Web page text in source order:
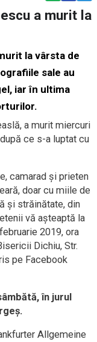
a murit la
la vârsta de
sale au
iar în ultima
a murit miercuri
ce s-a luptat cu
camarad și prieten
doar cu miile de
și străinătate, din
vă așteaptă la
2019, ora
Dichiu, Str.
pe Facebook
în jurul
Allgemeine